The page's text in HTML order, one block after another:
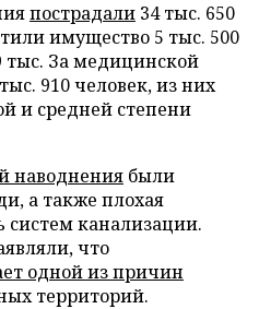
пострадали 34 тыс. 650
имущество 5 тыс. 500
тыс. За медицинской
910 человек, из них
и средней степени
наводнения были
а также плохая
систем канализации.
что
одной из причин
территорий.